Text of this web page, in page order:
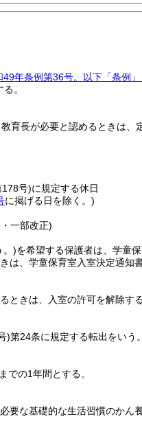
49年条例第36号。以下「条例
。
育長が必要と認めるときは、
号)に規定する休日
に掲げる日を除く。)
一部改正)
。)を希望する保護者は、学童
は、学童保育室入室決定通知
ときは、入室の許可を解除す
)第24条に規定する転出をいう
での1年間とする。
要な基礎的な生活習慣のかん